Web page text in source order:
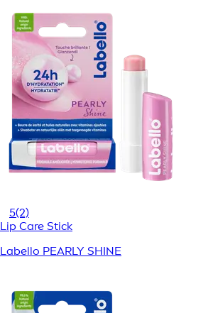
5(2)
Lip Care Stick
Labello PEARLY SHINE